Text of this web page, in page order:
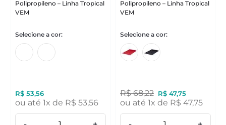
Polipropileno – Linha Tropical
VEM
R$ 53,56
ou até 1x de R$ 53,56
Polipropileno – Linha Tropical
VEM
R$ 68,22 R$ 47,75
ou até 1x de R$ 47,75